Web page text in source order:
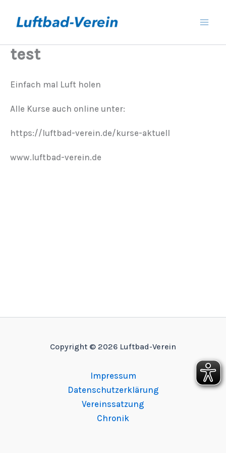
Inhalt
test
Einfach mal Luft holen
Alle Kurse auch online unter:
https://luftbad-verein.de/kurse-aktuell
www.luftbad-verein.de
Copyright © 2026 Luftbad-Verein
Impressum
Datenschutzerklärung
Vereinssatzung
Chronik